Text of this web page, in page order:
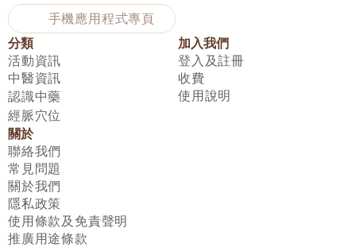
手機應用程式專頁
分類
活動資訊
中醫資訊
認識中藥
經脈穴位
加入我們
登入及註冊
收費
使用說明
關於
聯絡我們
常見問題
關於我們
隱私政策
使用條款及免責聲明
推廣用途條款